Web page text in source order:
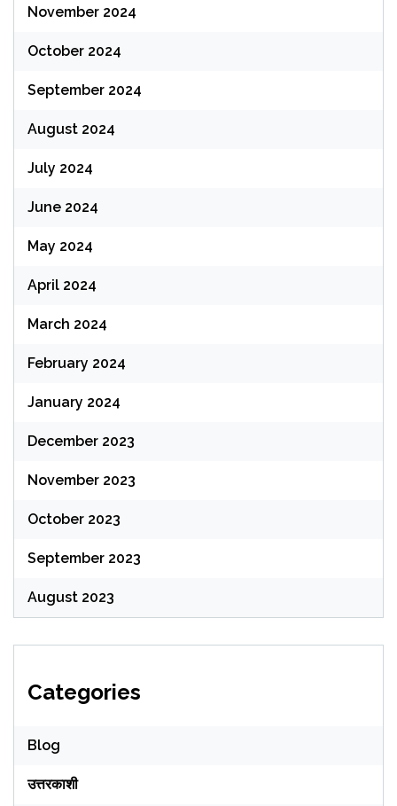
November 2024
October 2024
September 2024
August 2024
July 2024
June 2024
May 2024
April 2024
March 2024
February 2024
January 2024
December 2023
November 2023
October 2023
September 2023
August 2023
Categories
Blog
उत्तरकाशी